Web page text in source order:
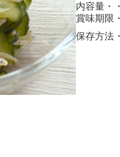
内容量・
賞味期限
保存方法